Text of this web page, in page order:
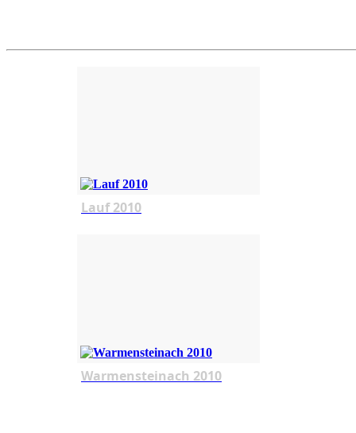
Lauf 2010
Warmensteinach 2010